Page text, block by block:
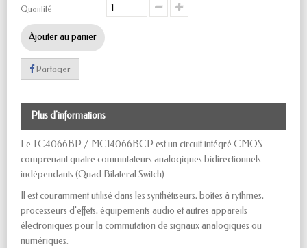
Quantité
Ajouter au panier
Partager
Plus d'informations
Le TC4066BP / MC14066BCP est un circuit intégré CMOS
comprenant quatre commutateurs analogiques bidirectionnels
indépendants (Quad Bilateral Switch).
Il est couramment utilisé dans les synthétiseurs, boîtes à rythmes,
processeurs d'effets, équipements audio et autres appareils
électroniques pour la commutation de signaux analogiques ou
numériques.